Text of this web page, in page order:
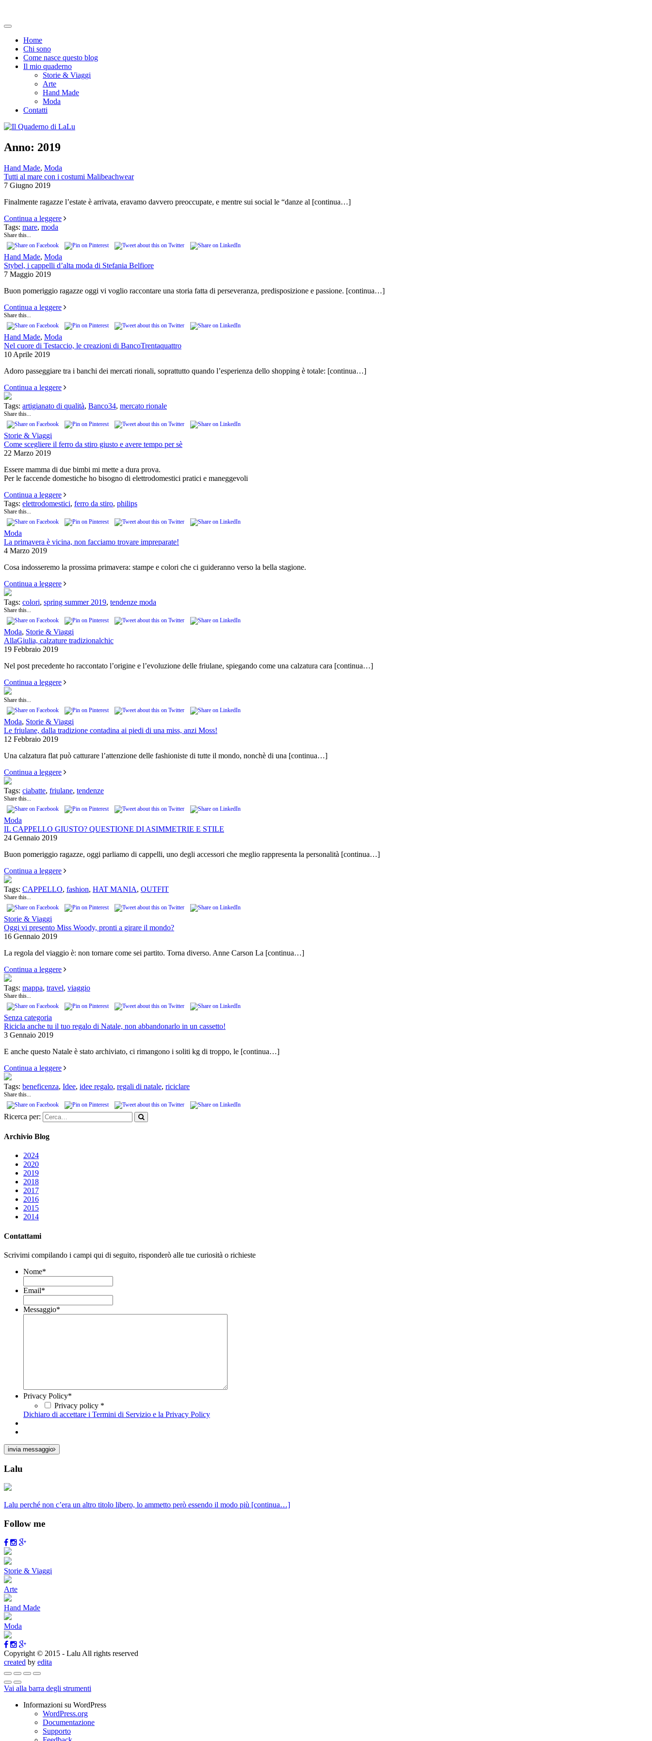
Home
Chi sono
Come nasce questo blog
Il mio quaderno
Storie & Viaggi
Arte
Hand Made
Moda
Contatti
Anno: 2019
Hand Made, Moda
Tutti al mare con i costumi Malibeachwear
7 Giugno 2019
Finalmente ragazze l’estate è arrivata, eravamo davvero preoccupate, e mentre sui social le “danze al [continua…]
Continua a leggere
Tags: mare, moda
Share this...
Hand Made, Moda
Stybel, i cappelli d’alta moda di Stefania Belfiore
7 Maggio 2019
Buon pomeriggio ragazze oggi vi voglio raccontare una storia fatta di perseveranza, predisposizione e passione. [continua…]
Continua a leggere
Share this...
Hand Made, Moda
Nel cuore di Testaccio, le creazioni di BancoTrentaquattro
10 Aprile 2019
Adoro passeggiare tra i banchi dei mercati rionali, soprattutto quando l’esperienza dello shopping è totale: [continua…]
Continua a leggere
Tags: artigianato di qualità, Banco34, mercato rionale
Share this...
Storie & Viaggi
Come scegliere il ferro da stiro giusto e avere tempo per sè
22 Marzo 2019
Essere mamma di due bimbi mi mette a dura prova.
Per le faccende domestiche ho bisogno di elettrodomestici pratici e maneggevoli
Continua a leggere
Tags: elettrodomestici, ferro da stiro, philips
Share this...
Moda
La primavera è vicina, non facciamo trovare impreparate!
4 Marzo 2019
Cosa indosseremo la prossima primavera: stampe e colori che ci guideranno verso la bella stagione.
Continua a leggere
Tags: colori, spring summer 2019, tendenze moda
Share this...
Moda, Storie & Viaggi
AllaGiulia, calzature tradizionalchic
19 Febbraio 2019
Nel post precedente ho raccontato l’origine e l’evoluzione delle friulane, spiegando come una calzatura cara [continua…]
Continua a leggere
Share this...
Moda, Storie & Viaggi
Le friulane, dalla tradizione contadina ai piedi di una miss, anzi Moss!
12 Febbraio 2019
Una calzatura flat può catturare l’attenzione delle fashioniste di tutte il mondo, nonchè di una [continua…]
Continua a leggere
Tags: ciabatte, friulane, tendenze
Share this...
Moda
IL CAPPELLO GIUSTO? QUESTIONE DI ASIMMETRIE E STILE
24 Gennaio 2019
Buon pomeriggio ragazze, oggi parliamo di cappelli, uno degli accessori che meglio rappresenta la personalità [continua…]
Continua a leggere
Tags: CAPPELLO, fashion, HAT MANIA, OUTFIT
Share this...
Storie & Viaggi
Oggi vi presento Miss Woody, pronti a girare il mondo?
16 Gennaio 2019
La regola del viaggio è: non tornare come sei partito. Torna diverso. Anne Carson La [continua…]
Continua a leggere
Tags: mappa, travel, viaggio
Share this...
Senza categoria
Ricicla anche tu il tuo regalo di Natale, non abbandonarlo in un cassetto!
3 Gennaio 2019
E anche questo Natale è stato archiviato, ci rimangono i soliti kg di troppo, le [continua…]
Continua a leggere
Tags: beneficenza, Idee, idee regalo, regali di natale, riciclare
Share this...
Ricerca per:
Archivio Blog
2024
2020
2019
2018
2017
2016
2015
2014
Contattami
Scrivimi compilando i campi qui di seguito, risponderò alle tue curiosità o richieste
Nome*
Email*
Messaggio*
Privacy Policy*
Privacy policy *
Dichiaro di accettare i Termini di Servizio e la Privacy Policy
invia messaggio
Lalu
Lalu perché non c’era un altro titolo libero, lo ammetto però essendo il modo più [continua…]
Follow me
Storie & Viaggi
Arte
Hand Made
Moda
Copyright © 2015 - Lalu All rights reserved
created by edita
Vai alla barra degli strumenti
Informazioni su WordPress
WordPress.org
Documentazione
Supporto